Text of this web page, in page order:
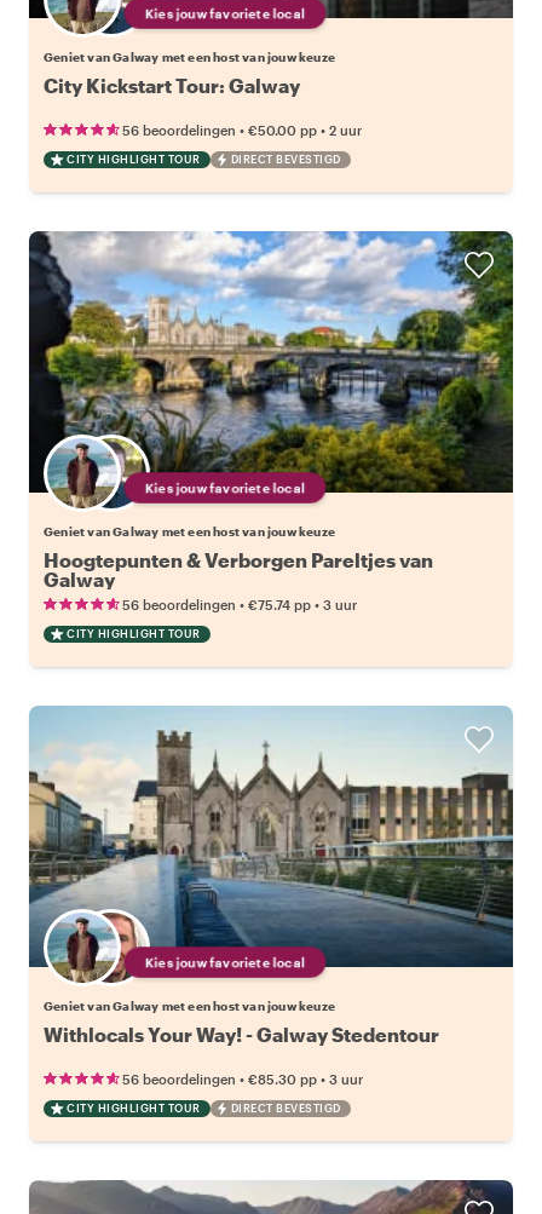
Kies jouw favoriete local
Geniet van Galway met een host van jouw keuze
City Kickstart Tour: Galway
56 beoordelingen • €50.00 pp • 2 uur
CITY HIGHLIGHT TOUR DIRECT BEVESTIGD
Kies jouw favoriete local
Geniet van Galway met een host van jouw keuze
Hoogtepunten & Verborgen Pareltjes van
Galway
56 beoordelingen • €75.74 pp • 3 uur
CITY HIGHLIGHT TOUR
Kies jouw favoriete local
Geniet van Galway met een host van jouw keuze
Withlocals Your Way! - Galway Stedentour
56 beoordelingen • €85.30 pp • 3 uur
CITY HIGHLIGHT TOUR DIRECT BEVESTIGD